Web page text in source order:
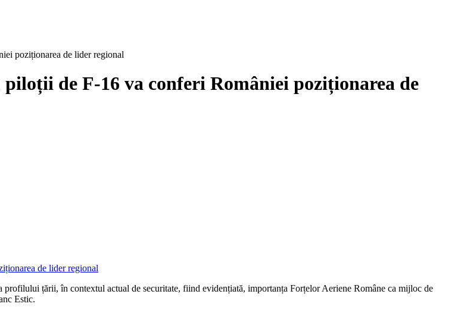
poziționarea de lider regional
de F-16 va conferi României poziționarea de
țării, în contextul actual de securitate, fiind evidențiată, importanța Forțelor Aeriene Române ca mijloc de
Estic.